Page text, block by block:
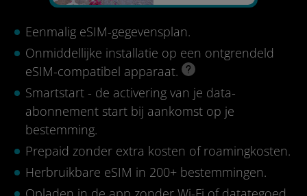
Eenmalig eSIM-gegevensplan.
Onmiddellijke installatie op een ontgrendeld
eSIM-compatibel apparaat.
Smartstart - de activering van je data-
abonnement start bij aankomst op je
bestemming.
Prepaid zonder extra kosten of roamingkosten.
Herbruikbare eSIM in 200+ bestemmingen.